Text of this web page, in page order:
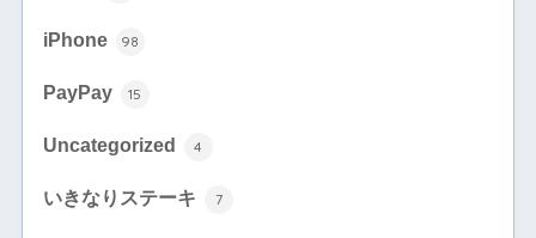
iPhone 98
PayPay 15
Uncategorized 4
いきなりステーキ 7